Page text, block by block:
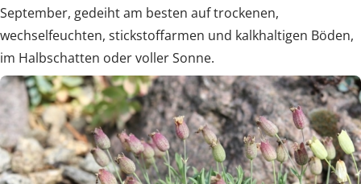
September, gedeiht am besten auf trockenen,
wechselfeuchten, stickstoffarmen und kalkhaltigen Böden,
im Halbschatten oder voller Sonne.